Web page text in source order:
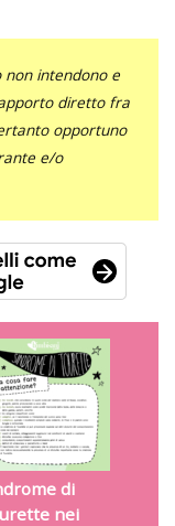
non intendono e
diretto fra
opportuno
e/o
di
nei